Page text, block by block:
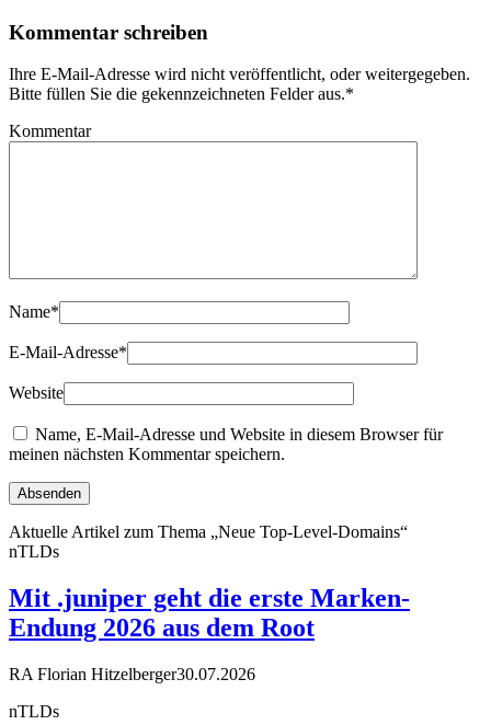
Kommentar schreiben
Ihre E-Mail-Adresse wird nicht veröffentlicht, oder weitergegeben.
Bitte füllen Sie die gekennzeichneten Felder aus.*
Kommentar
Name*
E-Mail-Adresse*
Website
Name, E-Mail-Adresse und Website in diesem Browser für
meinen nächsten Kommentar speichern.
Aktuelle Artikel zum Thema „Neue Top-Level-Domains“
nTLDs
Mit .juniper geht die erste Marken-
Endung 2026 aus dem Root
RA Florian Hitzelberger30.07.2026
nTLDs